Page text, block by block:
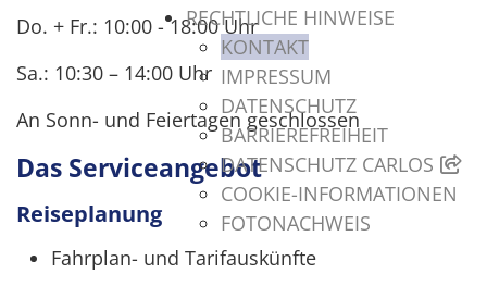
RECHTLICHE HINWEISE
KONTAKT
IMPRESSUM
DATENSCHUTZ
BARRIEREFREIHEIT
DATENSCHUTZ CARLOS
COOKIE-INFORMATIONEN
FOTONACHWEIS
Do. + Fr.: 10:00 - 18:00 Uhr
Sa.: 10:30 – 14:00 Uhr
An Sonn- und Feiertagen geschlossen
Das Serviceangebot
Reiseplanung
Fahrplan- und Tarifauskünfte